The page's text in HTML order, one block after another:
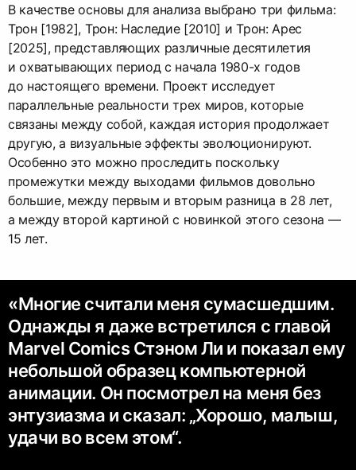
В качестве основы для анализа выбрано три фильма:
Трон [1982], Трон: Наследие [2010] и Трон: Арес
[2025], представляющих различные десятилетия
и охватывающих период с начала 1980-х годов
до настоящего времени. Проект исследует
параллельные реальности трех миров, которые
связаны между собой, каждая история продолжает
другую, а визуальные эффекты эволюционируют.
Особенно это можно проследить поскольку
промежутки между выходами фильмов довольно
большие, между первым и вторым разница в 28 лет,
а между второй картиной с новинкой этого сезона —
15 лет.
«Многие считали меня сумасшедшим.
Однажды я даже встретился с главой
Marvel Comics Стэном Ли и показал ему
небольшой образец компьютерной
анимации. Он посмотрел на меня без
энтузиазма и сказал: „Хорошо, малыш,
удачи во всем этом“.